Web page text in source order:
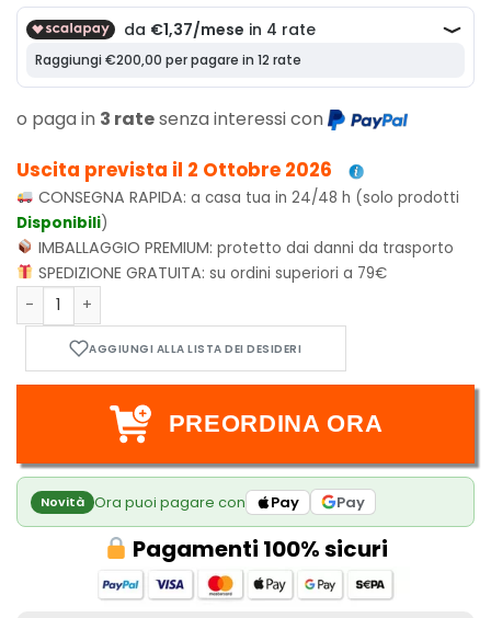
o paga in 3 ratesenza interessi con
Uscita prevista il 2 Ottobre 2026
CONSEGNA RAPIDA:a casa tua in 24/48 h (solo prodotti
Disponibili)
IMBALLAGGIO PREMIUM:protetto dai danni da trasporto
SPEDIZIONE GRATUITA:su ordini superiori a 79€
Frattura della Realtà Busta di Gioco ITA Magic the
PREORDINA ORA
Novità Ora puoi pagare con Pay Pay
Pagamenti 100% sicuri